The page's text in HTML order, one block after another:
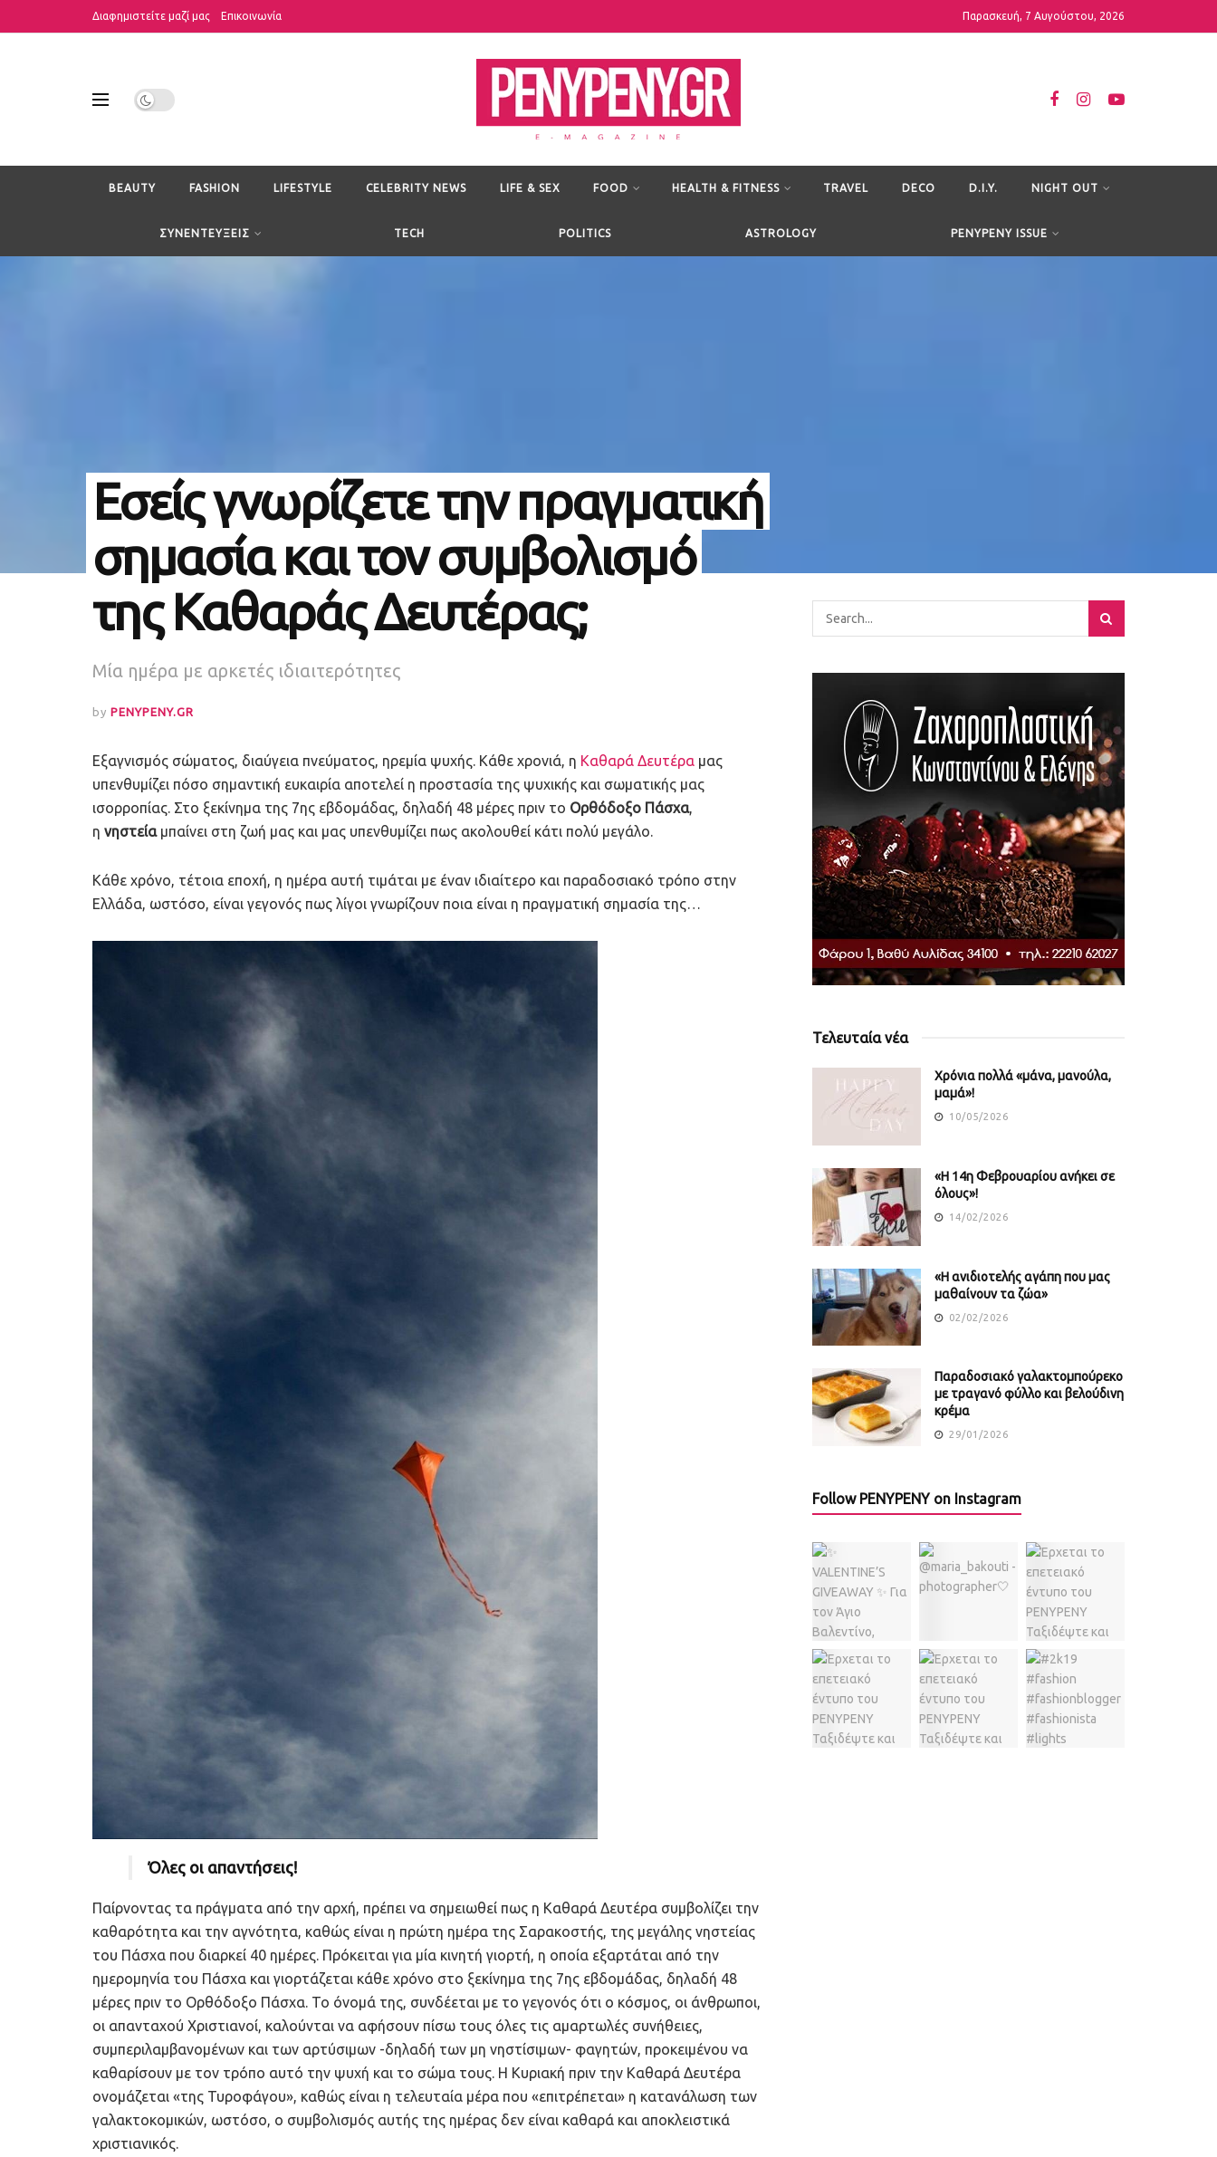
Διαφημιστείτε μαζί μας Επικοινωνία Παρασκευή, 7 Αυγούστου, 2026
BEAUTY FASHION LIFESTYLE CELEBRITY NEWS LIFE & SEX FOOD HEALTH & FITNESS TRAVEL DECO D.I.Y. NIGHT OUT
ΣΥΝΕΝΤΕΥΞΕΙΣ TECH POLITICS ASTROLOGY PENYPENY ISSUE
Εσείς γνωρίζετε την πραγματική
σημασία και τον συμβολισμό
της Καθαράς Δευτέρας;
Mία ημέρα με αρκετές ιδιαιτερότητες
by PENYPENY.GR
Εξαγνισμός σώματος, διαύγεια πνεύματος, ηρεμία ψυχής. Κάθε χρονιά, η Καθαρά Δευτέρα μας
υπενθυμίζει πόσο σημαντική ευκαιρία αποτελεί η προστασία της ψυχικής και σωματικής μας
ισορροπίας. Στο ξεκίνημα της 7ης εβδομάδας, δηλαδή 48 μέρες πριν το Ορθόδοξο Πάσχα,
η νηστείαμπαίνει στη ζωή μας και μας υπενθυμίζει πως ακολουθεί κάτι πολύ μεγάλο.
Κάθε χρόνο, τέτοια εποχή, η ημέρα αυτή τιμάται με έναν ιδιαίτερο και παραδοσιακό τρόπο στην
Ελλάδα, ωστόσο, είναι γεγονός πως λίγοι γνωρίζουν ποια είναι η πραγματική σημασία της…
Όλες οι απαντήσεις!
Παίρνοντας τα πράγματα από την αρχή, πρέπει να σημειωθεί πως η Καθαρά Δευτέρα συμβολίζει την
καθαρότητα και την αγνότητα, καθώς είναι η πρώτη ημέρα της Σαρακοστής, της μεγάλης νηστείας
του Πάσχα που διαρκεί 40 ημέρες. Πρόκειται για μία κινητή γιορτή, η οποία εξαρτάται από την
ημερομηνία του Πάσχα και γιορτάζεται κάθε χρόνο στο ξεκίνημα της 7ης εβδομάδας, δηλαδή 48
μέρες πριν το Ορθόδοξο Πάσχα. Το όνομά της, συνδέεται με το γεγονός ότι ο κόσμος, οι άνθρωποι,
οι απανταχού Χριστιανοί, καλούνται να αφήσουν πίσω τους όλες τις αμαρτωλές συνήθειες,
συμπεριλαμβανομένων και των αρτύσιμων -δηλαδή των μη νηστίσιμων- φαγητών, προκειμένου να
καθαρίσουν με τον τρόπο αυτό την ψυχή και το σώμα τους. Η Κυριακή πριν την Καθαρά Δευτέρα
ονομάζεται «της Τυροφάγου», καθώς είναι η τελευταία μέρα που «επιτρέπεται» η κατανάλωση των
γαλακτοκομικών, ωστόσο, ο συμβολισμός αυτής της ημέρας δεν είναι καθαρά και αποκλειστικά
χριστιανικός.
Τελευταία νέα
Χρόνια πολλά «μάνα, μανούλα,
μαμά»!
10/05/2026
«Η 14η Φεβρουαρίου ανήκει σε
όλους»!
14/02/2026
«Η ανιδιοτελής αγάπη που μας
μαθαίνουν τα ζώα»
02/02/2026
Παραδοσιακό γαλακτομπούρεκο
με τραγανό φύλλο και βελούδινη
κρέμα
29/01/2026
Follow PENYPENY on Instagram